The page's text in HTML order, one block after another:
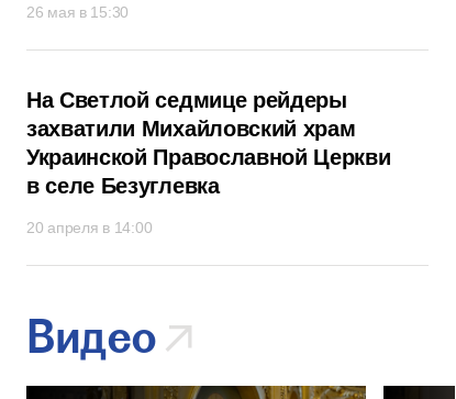
26 мая в 15:30
На Светлой седмице рейдеры
захватили Михайловский храм
Украинской Православной Церкви
в селе Безуглевка
20 апреля в 14:00
Видео